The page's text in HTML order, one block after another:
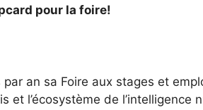
pour la foire!
an sa Foire aux stages et
et l’écosystème de